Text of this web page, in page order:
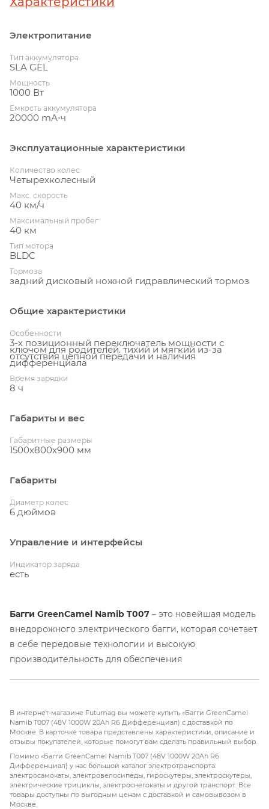
Электропитание
Тип аккумулятора
SLA GEL
Мощность
1000 Вт
Емкость аккумулятора
20000 mА⋅ч
Эксплуатационные характеристики
Количество колес
Четырехколесный
Макс. скорость
40 км/ч
Максимальный пробег
40 км
Тип мотора
BLDC
Тормоза
задний дисковый ножной гидравлический тормоз
Общие характеристики
Особенности
3-х позиционный переключатель мощности с
ключом для родителей. тихий и мягкий из-за
отсутствия цепной передачи и наличия
дифференциала
Время зарядки
8 ч
Габариты и вес
Габаритные размеры
1500х800х900 мм
Габариты
Диаметр колес
6 дюймов
Управление и интерфейсы
Индикатор заряда
есть
Багги GreenCamel Namib T007 – это новейшая модель
внедорожного электрического багги, которая сочетает
в себе передовые технологии и высокую
производительность для обеспечения
скоростей и обеспечивает длительное время работы
без подзарядки.
Основные характеристики:
Двигатель:Мощный электродвигатель1000W,
В интернет-магазине Futumag вы можете купить «Багги GreenCamel
Namib T007 (48V 1000W 20Ah R6 Дифференциал) с доставкой по
Москве. В карточке товара представлены характеристики, описание и
отзывы покупателей, которые помогут вам сделать правильный выбор.
Помимо «Багги GreenCamel Namib T007 (48V 1000W 20Ah R6
Дифференциал) у нас большой каталог электротранспорта:
электросамокаты, электровелосипеды, гироскутеры, электроскутеры,
электрические трициклы, электроснегокаты и другой транспорт. Все
товары доступны по выгодным ценам с доставкой и самовывозом в
Москве.